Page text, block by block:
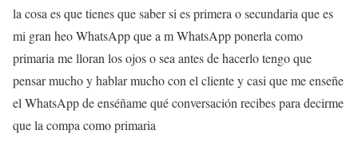
la cosa es que tienes que saber si es primera o secundaria que es
mi gran heo WhatsApp que a m WhatsApp ponerla como
primaria me lloran los ojos o sea antes de hacerlo tengo que
pensar mucho y hablar mucho con el cliente y casi que me enseñe
el WhatsApp de enséñame qué conversación recibes para decirme
que la compa como primaria